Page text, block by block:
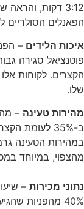
3:12 דקות,
הפאנלים
איכות הלידים –
הקצרים. לקוחות
שלו.
מהירות טעינה –
במהירות הטעינה
מהצפוי, במיוחד
נתוני מכירות –
40% מהפניות